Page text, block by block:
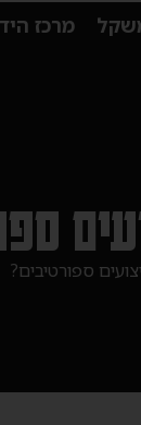
מרכז
ספורטיבים?